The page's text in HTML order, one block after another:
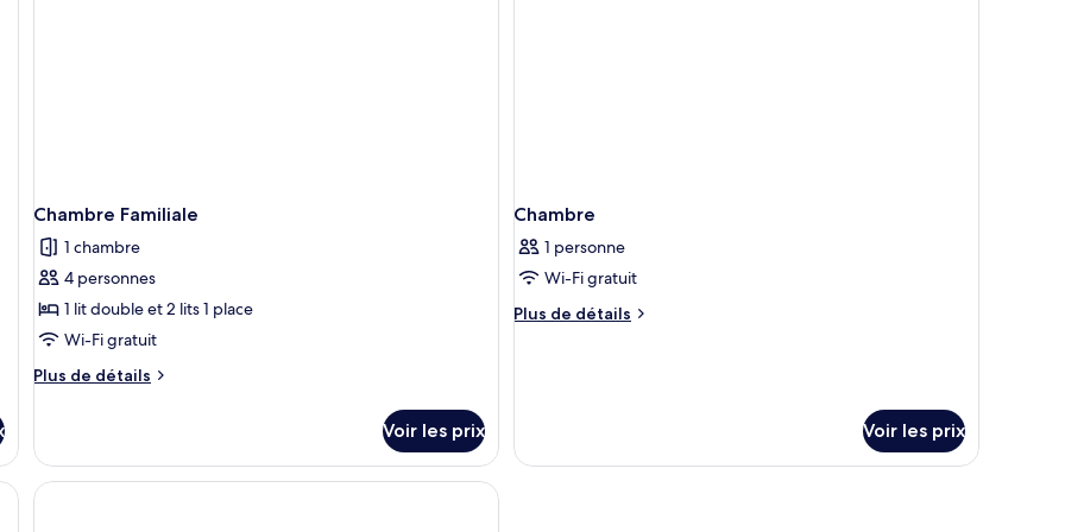
Chambre Familiale
1 chambre
4 personnes
1 lit double et 2 lits 1 place
Wi-Fi gratuit
Plus de détails
Plus
le
type
de
Voir les prix
Chambre
1 personne
Wi-Fi gratuit
Plus de détails
Plus
chambre
Voir les prix